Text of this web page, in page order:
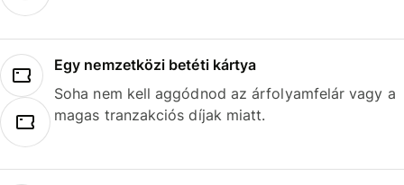
Egy nemzetközi betéti kártya
Soha nem kell aggódnod az árfolyamfelár vagy a
magas tranzakciós díjak miatt.